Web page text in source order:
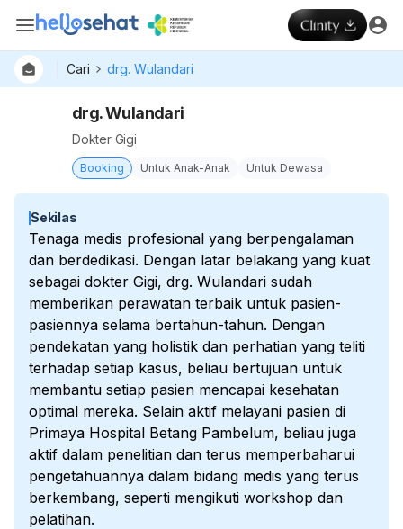
Cari drg. Wulandari
drg. Wulandari
Dokter Gigi
Booking Untuk Anak-Anak Untuk Dewasa
Sekilas
Tenaga medis profesional yang berpengalaman
dan berdedikasi. Dengan latar belakang yang kuat
sebagai dokter Gigi, drg. Wulandari sudah
memberikan perawatan terbaik untuk pasien-
pasiennya selama bertahun-tahun. Dengan
pendekatan yang holistik dan perhatian yang teliti
terhadap setiap kasus, beliau bertujuan untuk
membantu setiap pasien mencapai kesehatan
optimal mereka. Selain aktif melayani pasien di
Primaya Hospital Betang Pambelum, beliau juga
aktif dalam penelitian dan terus memperbaharui
pengetahuannya dalam bidang medis yang terus
berkembang, seperti mengikuti workshop dan
pelatihan.